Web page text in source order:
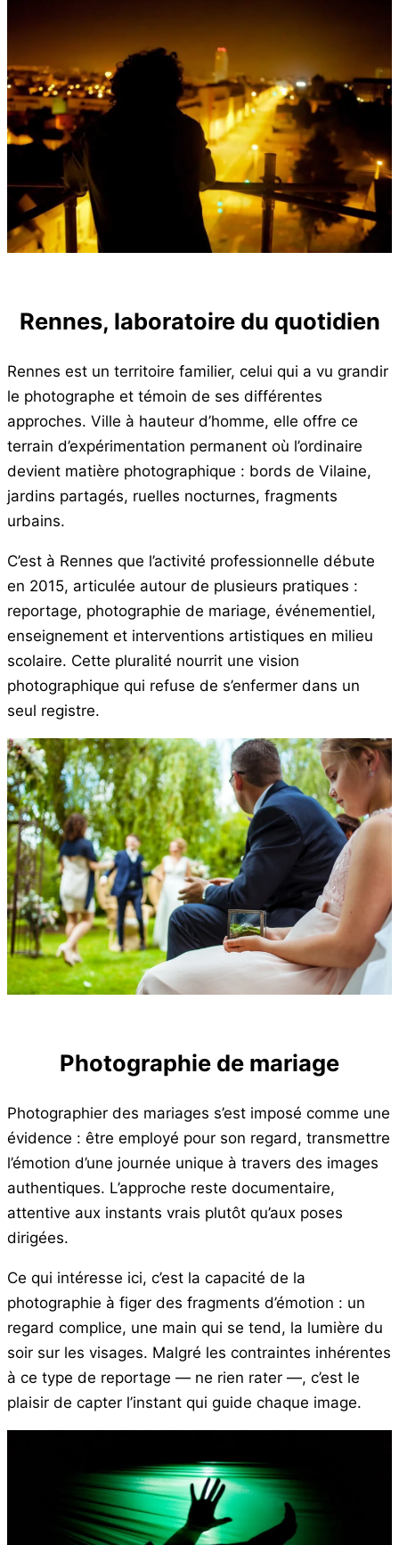
Rennes, laboratoire du quotidien
Rennes est un territoire familier, celui qui a vu grandir
le photographe et témoin de ses différentes
approches. Ville à hauteur d’homme, elle offre ce
terrain d’expérimentation permanent où l’ordinaire
devient matière photographique : bords de Vilaine,
jardins partagés, ruelles nocturnes, fragments
urbains.
C’est à Rennes que l’activité professionnelle débute
en 2015, articulée autour de plusieurs pratiques :
reportage, photographie de mariage, événementiel,
enseignement et interventions artistiques en milieu
scolaire. Cette pluralité nourrit une vision
photographique qui refuse de s’enfermer dans un
seul registre.
Photographie de mariage
Photographier des mariages s’est imposé comme une
évidence : être employé pour son regard, transmettre
l’émotion d’une journée unique à travers des images
authentiques. L’approche reste documentaire,
attentive aux instants vrais plutôt qu’aux poses
dirigées.
Ce qui intéresse ici, c’est la capacité de la
photographie à figer des fragments d’émotion : un
regard complice, une main qui se tend, la lumière du
soir sur les visages. Malgré les contraintes inhérentes
à ce type de reportage — ne rien rater —, c’est le
plaisir de capter l’instant qui guide chaque image.